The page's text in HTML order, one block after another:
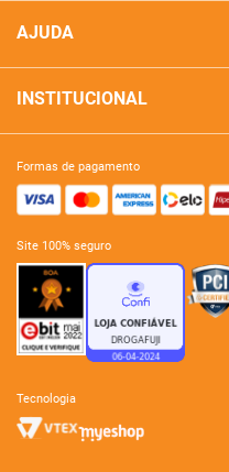
AJUDA
INSTITUCIONAL
formas de pagamento
site 100% seguro
tecnologia